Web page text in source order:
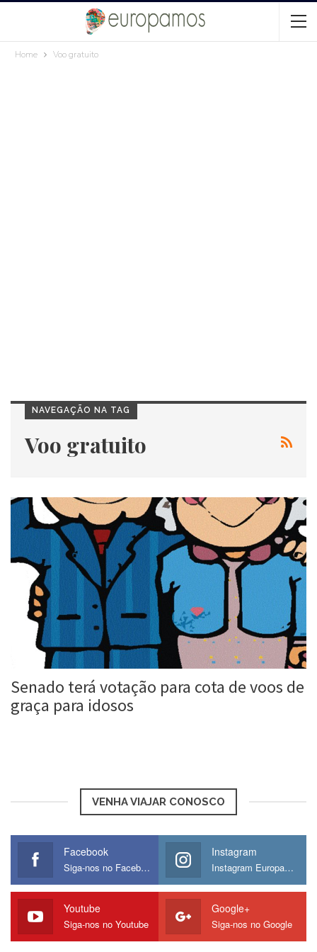
Home Voo gratuito
NAVEGAÇÃO NA TAG
Voo gratuito
Senado terá votação para cota de voos de
graça para idosos
VENHA VIAJAR CONOSCO
Facebook
Siga-nos no Facebook
Instagram
Instagram Europamos
Youtube
Siga-nos no Youtube
Google+
Siga-nos no Google